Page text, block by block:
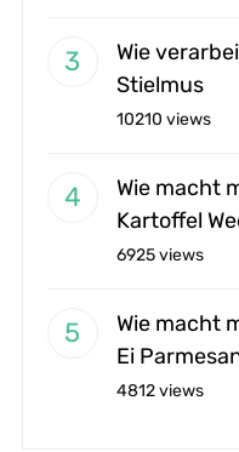
Wie
Stielmus
10210 views
Wie macht
Kartoffel
6925 views
Wie macht
Ei
4812 views